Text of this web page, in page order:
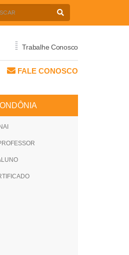
= Trabalhe Conosco
FALE CONOSCO